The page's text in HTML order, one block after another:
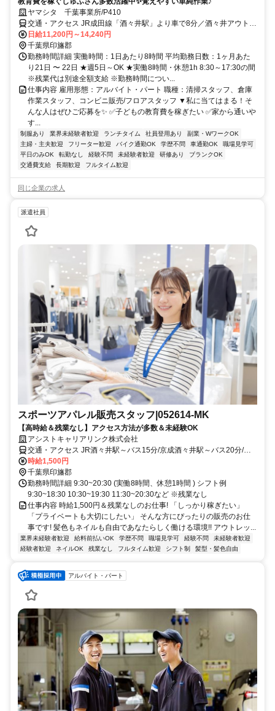
ヤマシタ 千葉事業所/P410
交通・アクセス JR成田線「酒々井駅」より車で8分／酒々井アウトレ
ットより徒歩5分程度
日給11,200円～14,240円
千葉県印旛郡
勤務時間詳細 実働時間：1日あたり8時間 平均勤務日数：1ヶ月あた
り21日 〜 22日 ★週5日～OK ★実働8時間・休憩1h 8:30～17:30の間
※残業代は別途全額支給 ※勤務時間につい...
仕事内容 雇用形態：アルバイト・パート 職種：清掃スタッフ、倉庫
作業スタッフ、コンビニ販売/フロアスタッフ ▼私に当てはまる！そ
んな人はぜひご応募を✨️ ✅子どもの教育費を稼ぎたい ✅家から通いや
す...
制服あり 業界未経験者歓迎 ランチタイム 社員登用あり
副業・WワークOK
主婦・主夫歓迎
フリーター歓迎 バイク通勤OK 学歴不問 車通勤OK
職場見学可
平日のみOK
転勤なし 経験不問 未経験者歓迎 研修あり
ブランクOK
交通費支給
長期歓迎 フルタイム歓迎
同じ企業の求人
派遣社員
スポーツアパレル販売スタッフ|052614-MK
【高時給＆残業なし】アクセス方法が多数＆未経験OK
アシストキャリアリンク株式会社
交通・アクセス JR酒々井駅～バス15分/京成酒々井駅～バス20分/八
街駅～バス25分
時給1,500円
千葉県印旛郡
勤務時間詳細 9:30~20:30 (実働8時間、休憩1時間 ) シフト例
9:30~18:30 10:30~19:30 11:30~20:30など ※残業なし
仕事内容 時給1,500円＆残業なしのお仕事! 「しっかり稼ぎたい」
「プライベートも大切にしたい」 そんな方にぴったりの販売のお仕
事です! 髪色もネイルも自由であなたらしく働ける環境!! アウトレッ...
業界未経験者歓迎 給料前払いOK 学歴不問 職場見学可 経験不問
未経験者歓迎
経験者歓迎
ネイルOK 残業なし フルタイム歓迎 シフト制 髪型・髪色自由
アルバイト・パート